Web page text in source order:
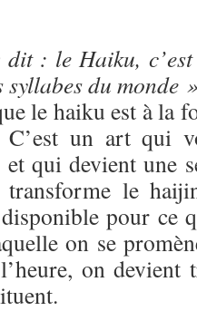
dit : le Haiku,
du monde
le haiku est à la
un art qui
qui devient une
le
pour ce
on se
on devient